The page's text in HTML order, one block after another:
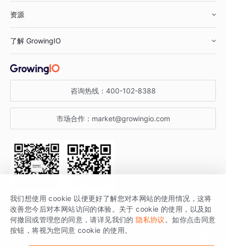
鞋服行业
汽车行业
金融行业
智能运营
获客分析
资源
增长公开课
增长博客
开发者文档
SDK 文档
场景指南
了解 GrowingIO
关于 GrowingIO
增长大会
行业活动
咨询热线： 400-102-8388
市场合作： market@growingio.com
关注公众号 获取更多干货
GrowingIO 是专注于数据智能分析与增长的品牌，核心平台为 GrowingIO
分析云。
我们想使用 cookie 以便更好了解您对本网站的使用情况，这将
改善您今后对本网站访问的体验。关于 cookie 的使用，以及如
何撤回或管理您的同意，请详见我们的 隐私协议 。如你点击同意
按钮，将视为您同意 cookie 的使用。